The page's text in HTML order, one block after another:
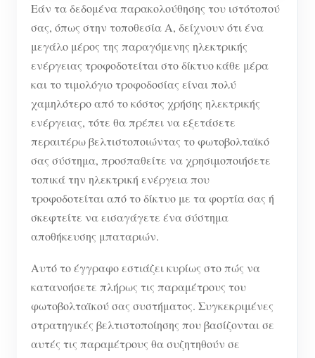
Εάν τα δεδομένα παρακολούθησης του ιστότοπού
σας, όπως στην τοποθεσία Α, δείχνουν ότι ένα
μεγάλο μέρος της παραγόμενης ηλεκτρικής
ενέργειας τροφοδοτείται στο δίκτυο κάθε μέρα
και το τιμολόγιο τροφοδοσίας είναι πολύ
χαμηλότερο από το κόστος χρήσης ηλεκτρικής
ενέργειας, τότε θα πρέπει να εξετάσετε
περαιτέρω βελτιστοποιώντας το φωτοβολταϊκό
σας σύστημα, προσπαθείτε να χρησιμοποιήσετε
τοπικά την ηλεκτρική ενέργεια που
τροφοδοτείται από το δίκτυο με τα φορτία σας ή
σκεφτείτε να εισαγάγετε ένα σύστημα
αποθήκευσης μπαταριών.
Αυτό το έγγραφο εστιάζει κυρίως στο πώς να
κατανοήσετε πλήρως τις παραμέτρους του
φωτοβολταϊκού σας συστήματος. Συγκεκριμένες
στρατηγικές βελτιστοποίησης που βασίζονται σε
αυτές τις παραμέτρους θα συζητηθούν σε